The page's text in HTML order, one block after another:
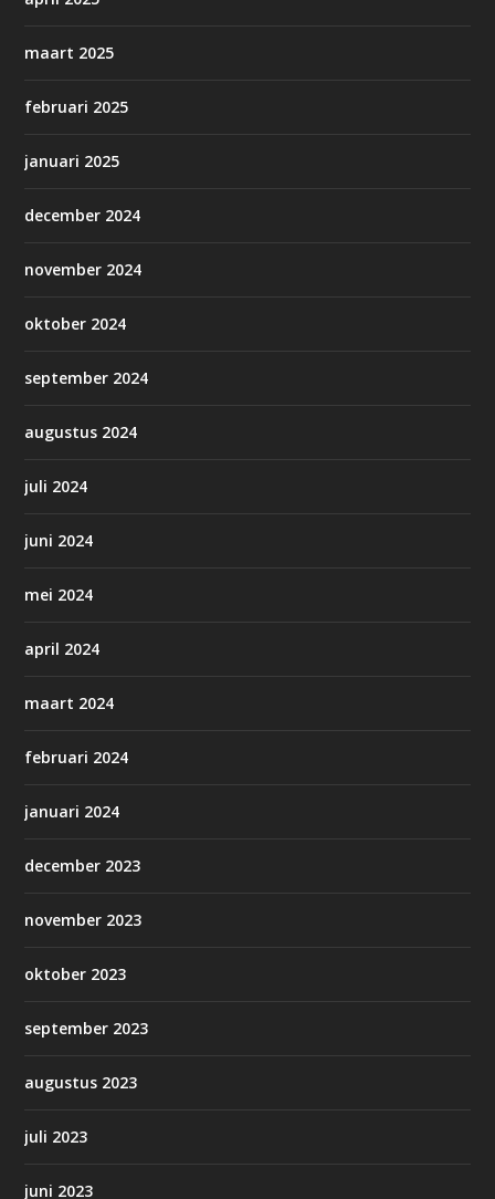
maart 2025
februari 2025
januari 2025
december 2024
november 2024
oktober 2024
september 2024
augustus 2024
juli 2024
juni 2024
mei 2024
april 2024
maart 2024
februari 2024
januari 2024
december 2023
november 2023
oktober 2023
september 2023
augustus 2023
juli 2023
juni 2023